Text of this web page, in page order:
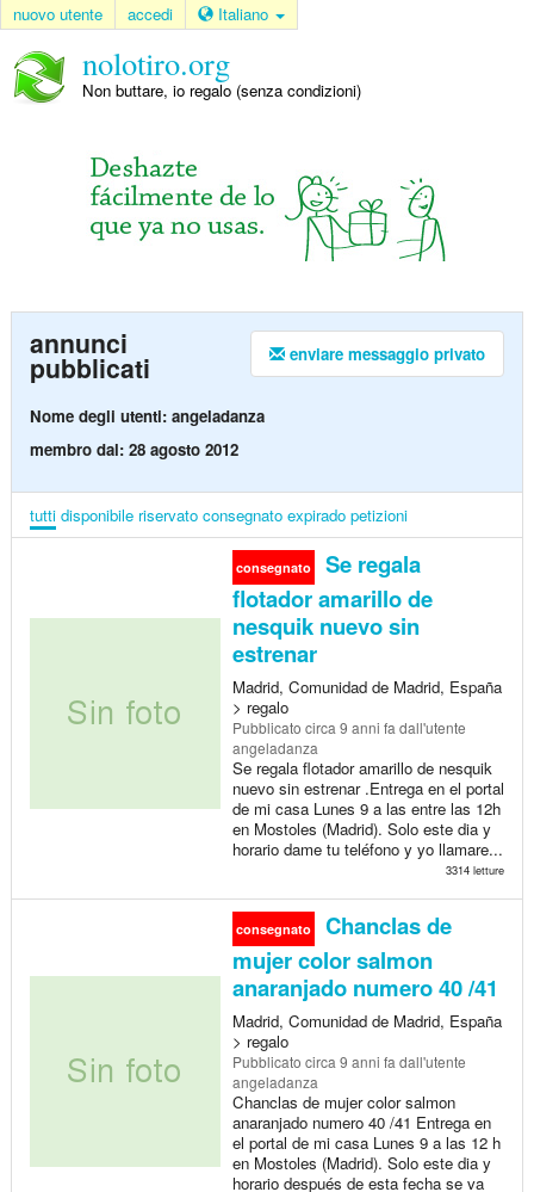
nuovo utente accedi Italiano
nolotiro.org
Non buttare, io regalo (senza condizioni)
enviare messaggio privato
annunci
pubblicati
Nome degli utenti: angeladanza
membro dal: 28 agosto 2012
tutti disponibile riservato consegnato expirado petizioni
consegnato
Se regala
flotador amarillo de
nesquik nuevo sin
estrenar
Madrid, Comunidad de Madrid, España
> regalo
Pubblicato circa 9 anni fa dall'utente
angeladanza
Se regala flotador amarillo de nesquik
nuevo sin estrenar .Entrega en el portal
de mi casa Lunes 9 a las entre las 12h
en Mostoles (Madrid). Solo este dia y
horario dame tu teléfono y yo llamare...
3314 letture
consegnato
Chanclas de
mujer color salmon
anaranjado numero 40 /41
Madrid, Comunidad de Madrid, España
> regalo
Pubblicato circa 9 anni fa dall'utente
angeladanza
Chanclas de mujer color salmon
anaranjado numero 40 /41 Entrega en
el portal de mi casa Lunes 9 a las 12 h
en Mostoles (Madrid). Solo este dia y
horario después de esta fecha se va